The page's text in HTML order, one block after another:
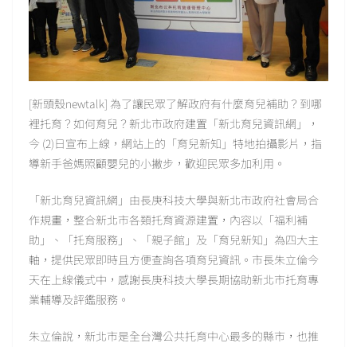
[新頭殼newtalk] 為了讓民眾了解政府有什麼育兒補助？到哪
裡托育？如何育兒？新北市政府建置「新北育兒資訊網」，
今 (2)日宣布上線，網站上的「育兒新知」特地拍攝影片，指
導新手爸媽照顧嬰兒的小撇步，歡迎民眾多加利用。
「新北育兒資訊網」由長庚科技大學與新北市政府社會局合
作規畫，整合新北市各類托育資源建置，內容以「福利補
助」、「托育服務」、「親子館」及「育兒新知」為四大主
軸，提供民眾即時且方便查詢各項育兒資訊。市長朱立倫今
天在上線儀式中，感謝長庚科技大學長期協助新北市托育專
業輔導及評鑑服務。
朱立倫說，新北市是全台灣公共托育中心最多的縣市，也推